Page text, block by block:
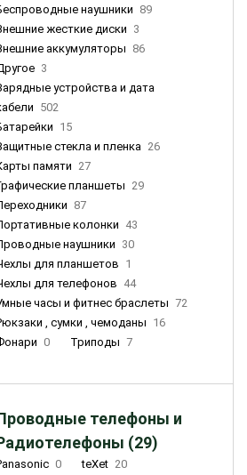
наушники
89
жесткие диски 3
аккумуляторы 86
3
устройства и дата
502
15
стекла и пленка 26
памяти 27
планшеты
29
87
колонки 43
наушники
30
для планшетов 1
для телефонов
44
часы и фитнес браслеты 72
, сумки , чемоданы 16
0 Триподы 7
телефоны и
(29)
0 teXet 20